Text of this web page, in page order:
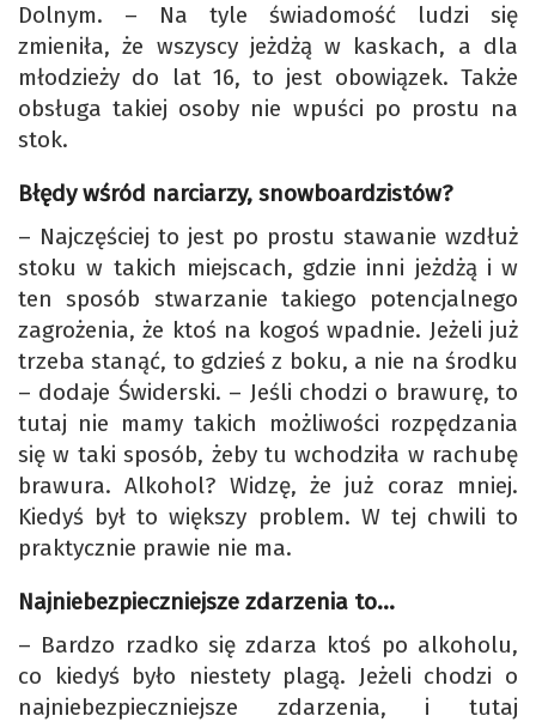
Dolnym. – Na tyle świadomość ludzi się
zmieniła, że wszyscy jeżdżą w kaskach, a dla
młodzieży do lat 16, to jest obowiązek. Także
obsługa takiej osoby nie wpuści po prostu na
stok.
Błędy wśród narciarzy, snowboardzistów?
– Najczęściej to jest po prostu stawanie wzdłuż
stoku w takich miejscach, gdzie inni jeżdżą i w
ten sposób stwarzanie takiego potencjalnego
zagrożenia, że ktoś na kogoś wpadnie. Jeżeli już
trzeba stanąć, to gdzieś z boku, a nie na środku
– dodaje Świderski. – Jeśli chodzi o brawurę, to
tutaj nie mamy takich możliwości rozpędzania
się w taki sposób, żeby tu wchodziła w rachubę
brawura. Alkohol? Widzę, że już coraz mniej.
Kiedyś był to większy problem. W tej chwili to
praktycznie prawie nie ma.
Najniebezpieczniejsze zdarzenia to…
– Bardzo rzadko się zdarza ktoś po alkoholu,
co kiedyś było niestety plagą. Jeżeli chodzi o
najniebezpieczniejsze zdarzenia, i tutaj